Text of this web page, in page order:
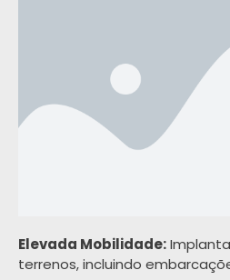
Elevada Mobilidade:
terrenos, incluindo